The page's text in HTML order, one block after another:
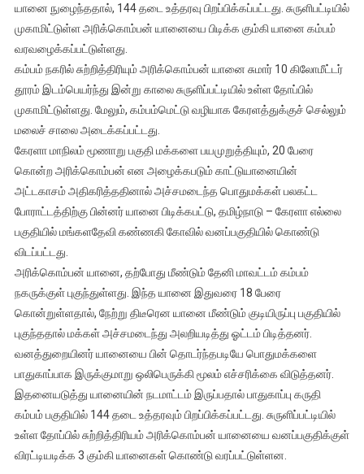
ஊருக்குள்
புகுந்த
யானை;
வனப்பகுதிக்குள்
விரட்ட
–
144
தடை
அமல்
யானை நுழைந்ததால், 144 தடை உத்தரவு பிறப்பிக்கப்பட்டது. சுருளிபட்டியில்
முகாமிட்டுள்ள அரிக்கொம்பன் யானையை பிடிக்க கும்கி யானை கம்பம்
வரவழைக்கப்பட்டுள்ளது.
கம்பம் நகரில் சுற்றித்திரியும் அரிக்கொம்பன் யானை சுமார் 10 கிலோமீட்டர்
தூரம் இடம்பெயர்ந்து இன்று காலை சுருளிப்பட்டியில் உள்ள தோப்பில்
முகாமிட்டுள்ளது. மேலும், கம்பம்மெட்டு வழியாக கேரளத்துக்குச் செல்லும்
மலைச் சாலை அடைக்கப்பட்டது.
கேரளா மாநிலம் மூணாறு பகுதி மக்களை பயமுறுத்தியும், 20 பேரை
கொன்ற அரிக்கொம்பன் என அழைக்கபடும் காட்டுயானையின்
அட்டகாசம் அதிகரித்ததினால் அச்சமடைந்த பொதுமக்கள் பலகட்ட
போராட்டத்திற்கு பின்னர் யானை பிடிக்கபட்டு, தமிழ்நாடு – கேரளா எல்லை
பகுதியில் மங்களதேவி கண்ணகி கோவில் வனப்பகுதியில் கொண்டு
விடப்பட்டது.
அரிக்கொம்பன் யானை, தற்போது மீண்டும் தேனி மாவட்டம் கம்பம்
நகருக்குள் புகுந்துள்ளது. இந்த யானை இதுவரை 18 பேரை
கொன்றுள்ளதால், நேற்று திடீரென யானை மீண்டும் குடியிருப்பு பகுதியில்
புகுந்ததால் மக்கள் அச்சமடைந்து அலறியடித்து ஓட்டம் பிடித்தனர்.
வனத்துறையினர் யானையை பின் தொடர்ந்தபடியே பொதுமக்களை
பாதுகாப்பாக இருக்குமாறு ஒலிபெருக்கி மூலம் எச்சரிக்கை விடுத்தனர்.
இதனையடுத்து யானையின் நடமாட்டம் இருப்பதால் பாதுகாப்பு கருதி
கம்பம் பகுதியில் 144 தடை உத்தரவும் பிறப்பிக்கப்பட்டது. சுருளிப்பட்டியில்
உள்ள தோப்பில் சுற்றித்திரியம் அரிக்கொம்பன் யானையை வனப்பகுதிக்குள்
விரட்டியடிக்க 3 கும்கி யானைகள் கொண்டு வரப்பட்டுள்ளன.